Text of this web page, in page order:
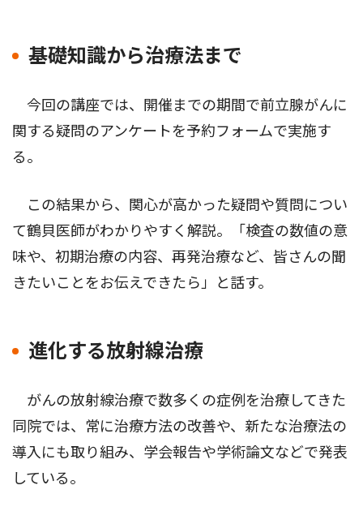
基礎知識から治療法まで
今回の講座では、開催までの期間で前立腺がんに
関する疑問のアンケートを予約フォームで実施す
る。
この結果から、関心が高かった疑問や質問につい
て鶴貝医師がわかりやすく解説。「検査の数値の意
味や、初期治療の内容、再発治療など、皆さんの聞
きたいことをお伝えできたら」と話す。
進化する放射線治療
がんの放射線治療で数多くの症例を治療してきた
同院では、常に治療方法の改善や、新たな治療法の
導入にも取り組み、学会報告や学術論文などで発表
している。